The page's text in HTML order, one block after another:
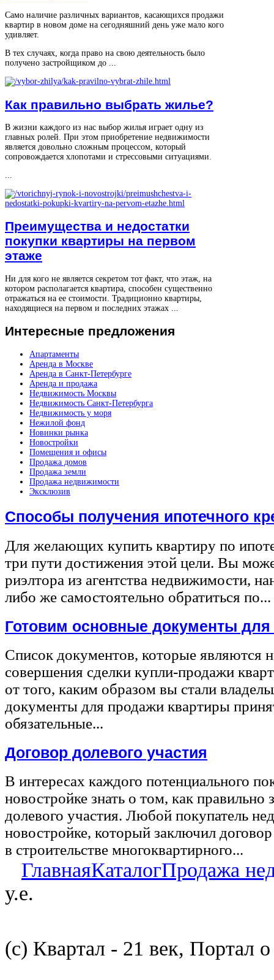
Само наличие различных вариантов, касающихся продажи
квартир в новом доме на сегодняшний день уже мало кого
удивляет.
В тех случаях, когда право на свою деятельность было
получено застройщиком до ...
Как правильно выбрать жилье?
В жизни каждого из нас выбор жилья играет одну из
главных ролей. При этом приобретение недвижимости
является довольно сложным процессом, который
сопровождается хлопотами и стрессовыми ситуациями.
...
Преимущества и недостатки
покупки квартиры на первом
этаже
Ни для кого не является секретом тот факт, что этаж, на
котором располагается квартира, способен существенно
отражаться на ее стоимости. Традиционно квартиры,
находящиеся на первом и последних этажах ...
Интересные предложения
Апартаменты
Аренда в Москве
Аренда в Санкт-Петербурге
Аренда и продажа
Недвижимость Москвы
Недвижимость Санкт-Петербурга
Недвижимость у моря
Нежилой фонд
Новинки рынка
Новостройки
Помещения и офисы
Продажа домов
Продажа земли
Продажа недвижимости
Эксклюзив
Способы получения ипотечного
Для желающих купить квартиру по
три пути достижения этой цели. Вы
риэлтора из агентства недвижимости,
либо же самостоятельно обратиться по...
Готовим основные документы
Список документов, которые являются
совершения сделки купли-продажи
от того, каким образом вы стали
документы для продажи квартиры
обязательные...
Договор долевого участия
В интересах каждого потенциального
новостройке знать о том, как правильно
долевого участия. Любой покупатель
новостройке, который заключил
в строительстве многоквартирного...
ГлавнаяКаталогПродажа
у.е.
(с) Квартал - 21 век, Портал